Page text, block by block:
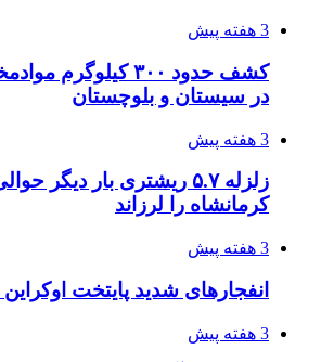
3 هفته پیش
در سیستان و بلوچستان
3 هفته پیش
زلزله ۵.۷ ریشتری بار دیگر
کرمانشاه را لرزاند
3 هفته پیش
انفجارهای شدید پایتخت اوکراین
3 هفته پیش